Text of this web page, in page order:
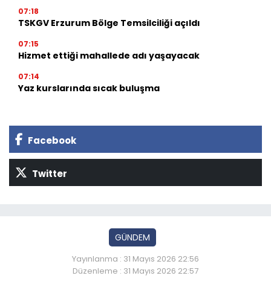
07:18
TSKGV Erzurum Bölge Temsilciliği açıldı
07:15
Hizmet ettiği mahallede adı yaşayacak
07:14
Yaz kurslarında sıcak buluşma
Facebook
Twitter
GÜNDEM
Yayınlanma : 31 Mayıs 2026 22:56
Düzenleme : 31 Mayıs 2026 22:57